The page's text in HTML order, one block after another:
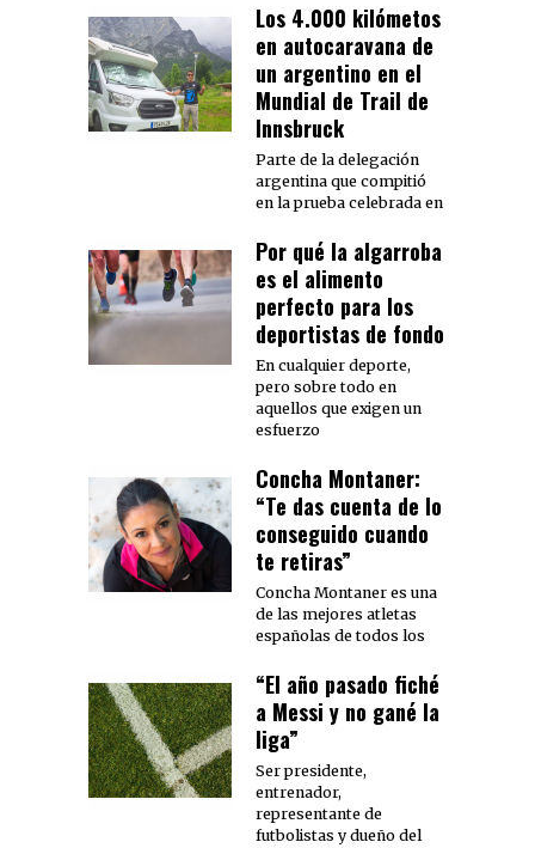
Los 4.000 kilómetos
en autocaravana de
un argentino en el
Mundial de Trail de
Innsbruck
Parte de la delegación
argentina que compitió
en la prueba celebrada en
Por qué la algarroba
es el alimento
perfecto para los
deportistas de fondo
En cualquier deporte,
pero sobre todo en
aquellos que exigen un
esfuerzo
Concha Montaner:
“Te das cuenta de lo
conseguido cuando
te retiras”
Concha Montaner es una
de las mejores atletas
españolas de todos los
“El año pasado fiché
a Messi y no gané la
liga”
Ser presidente,
entrenador,
representante de
futbolistas y dueño del